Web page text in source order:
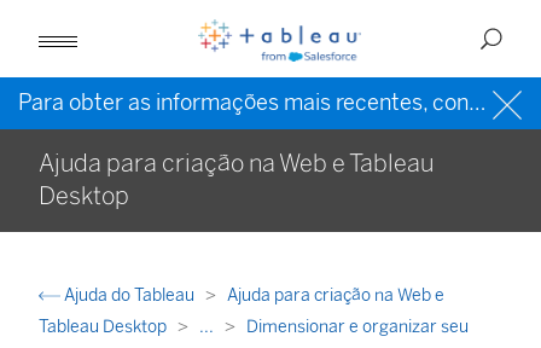
Para obter as informações mais recentes, consulte a
Ajuda para criação na Web e Tableau
Desktop
Ajuda do Tableau
Ajuda para criação na Web e
Tableau Desktop
...
Dimensionar e organizar seu